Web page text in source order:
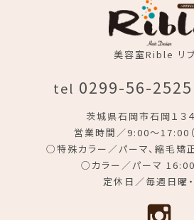
美容室Rible リ
tel 0299-56-2525
茨城県石岡市石岡１３
営業時間／9:00～17:00
○特殊カラー／パーマ、縮毛矯
○カラー／パーマ
定休日／毎週日曜